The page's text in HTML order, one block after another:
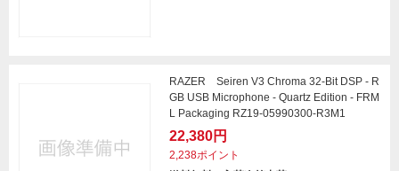
RAZER Seiren V3 Chroma 32-Bit DSP - R
GB USB Microphone - Quartz Edition - FRM
L Packaging RZ19-05990300-R3M1
22,380円
2,238ポイント